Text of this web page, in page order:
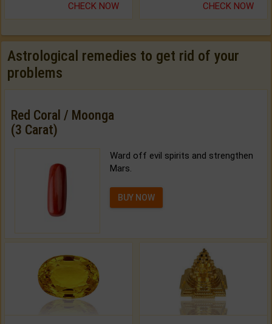
CHECK NOW CHECK NOW
Astrological remedies to get rid of your
problems
Red Coral / Moonga
(3 Carat)
Ward off evil spirits and strengthen
Mars.
BUY NOW